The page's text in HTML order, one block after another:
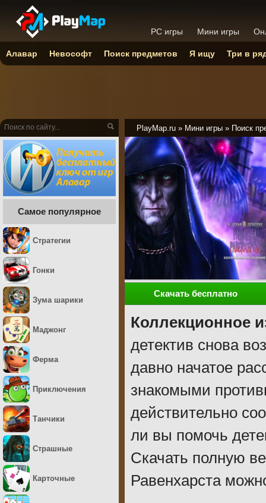
PlayMap.ru » Мини игры » Поиск
Скачать бесплатно
Коллекционное
детектив снова
давно начатое
знакомыми
действительно
ли вы помочь
Скачать полную
Равенхарста
Самое популярное
Стратегии
Гонки
Зума шарики
Маджонг
Ферма
Приключения
Танчики
Страшные
Карточные
PC игры Мини игры
Алавар Невософт Поиск предметов Я ищу Три в